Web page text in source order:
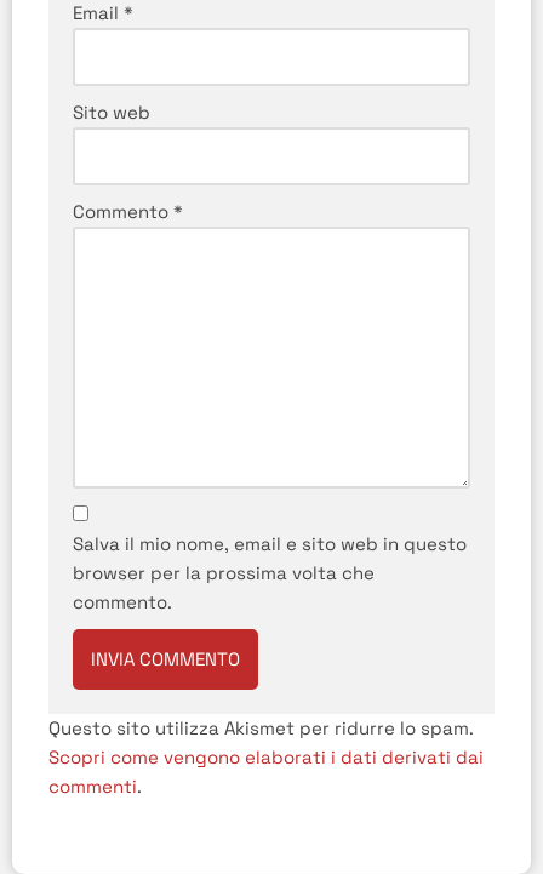
Email *
Sito web
Commento *
Salva il mio nome, email e sito web in questo
browser per la prossima volta che
commento.
Questo sito utilizza Akismet per ridurre lo spam.
Scopri come vengono elaborati i dati derivati dai
commenti.